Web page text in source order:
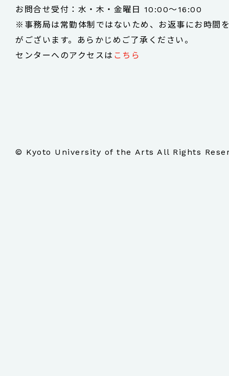
お問合せ受付：水・木・金曜日 10:00～16:00
※事務局は常勤体制ではないため、お返事にお時間
がございます。あらかじめご了承ください。
センターへのアクセスは こちら
© Kyoto University of the Arts All Rights